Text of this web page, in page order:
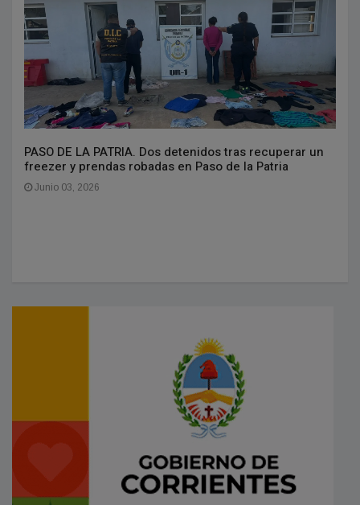
PASO DE LA PATRIA. Dos detenidos tras recuperar un
freezer y prendas robadas en Paso de la Patria
Junio 03, 2026